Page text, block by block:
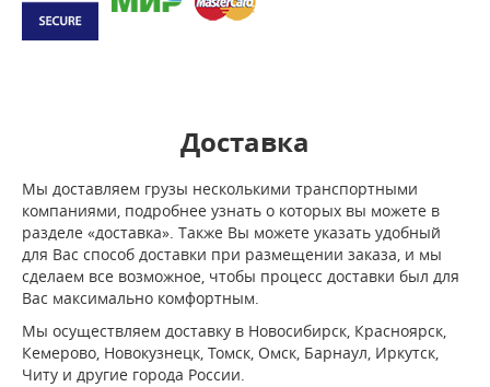
Доставка
Мы доставляем грузы несколькими транспортными
компаниями, подробнее узнать о которых вы можете в
разделе «доставка». Также Вы можете указать удобный
для Вас способ доставки при размещении заказа, и мы
сделаем все возможное, чтобы процесс доставки был для
Вас максимально комфортным.
Мы осуществляем доставку в Новосибирск, Красноярск,
Кемерово, Новокузнецк, Томск, Омск, Барнаул, Иркутск,
Читу и другие города России.